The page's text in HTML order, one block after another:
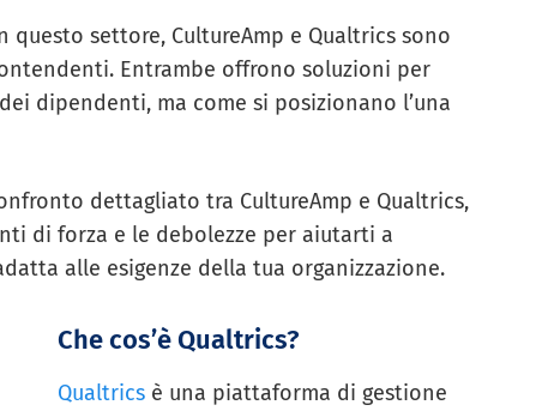
settore, CultureAmp e Qualtrics sono
Entrambe offrono soluzioni per
dipendenti, ma come si posizionano l’una
dettagliato tra CultureAmp e Qualtrics,
di forza e le debolezze per aiutarti a
alle esigenze della tua organizzazione.
Che cos’è Qualtrics?
Qualtrics è una piattaforma di gestione